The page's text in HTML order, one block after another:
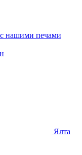
нашими печами
Ялта